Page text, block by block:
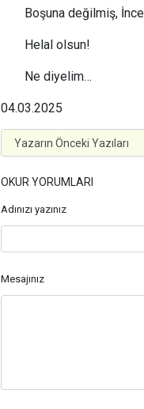
Boşuna değilmiş,
Helal olsun!
Ne diyelim…
04.03.2025
OKUR YORUMLARI
Adınızı yazınız
Mesajınız